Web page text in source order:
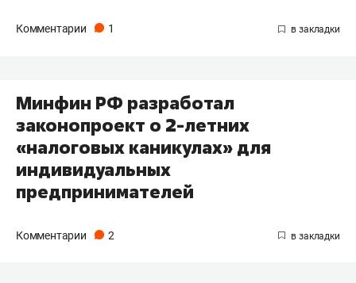
Комментарии 1
Минфин РФ разработал
законопроект о 2-летних
«налоговых каникулах» для
индивидуальных
предпринимателей
Комментарии 2